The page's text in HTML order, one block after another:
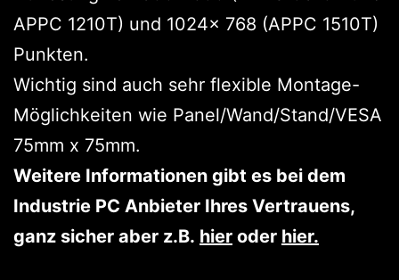
APPC 1210T) und 1024x 768 (APPC 1510T)
Punkten.
Wichtig sind auch sehr flexible Montage-
Möglichkeiten wie Panel/Wand/Stand/VESA
75mm x 75mm.
Weitere Informationen gibt es bei dem
Industrie PC Anbieter Ihres Vertrauens,
ganz sicher aber z.B. hier oder hier.